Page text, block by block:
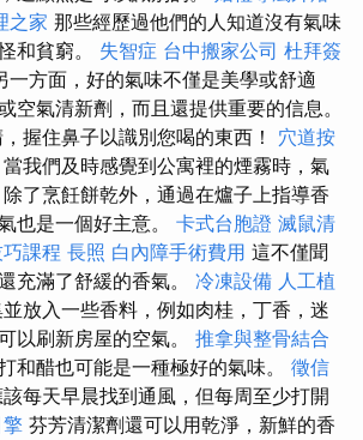
之家 那些經歷過他們的人知道沒有氣味
和貧窮。 失智症 台中搬家公司 杜拜簽
一方面，好的氣味不僅是美學或舒適
空氣清新劑，而且還提供重要的信息。
握住鼻子以識別您喝的東西！ 穴道按
我們及時感覺到公寓裡的煙霧時，氣
了烹飪餅乾外，通過在爐子上指導香
也是一個好主意。 卡式台胞證 滅鼠清
課程 長照 白內障手術費用 這不僅聞
充滿了舒緩的香氣。 冷凍設備 人工植
放入一些香料，例如肉桂，丁香，迷
以刷新房屋的空氣。 推拿與整骨結合
和醋也可能是一種極好的氣味。 徵信
每天早晨找到通風，但每周至少打開
芬芳清潔劑還可以用乾淨，新鮮的香